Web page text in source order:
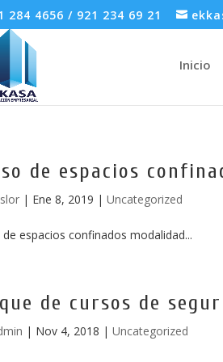
284 4656 / 921 234 69 21
Inicio
de espacios
| Ene 8, 2019 |Uncategorized
de espacios confinados modalidad...
de cursos de
| Nov 4, 2018 |Uncategorized